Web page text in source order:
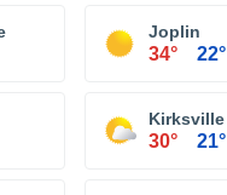
Joplin
34° 22°
Kirksville
30° 21°